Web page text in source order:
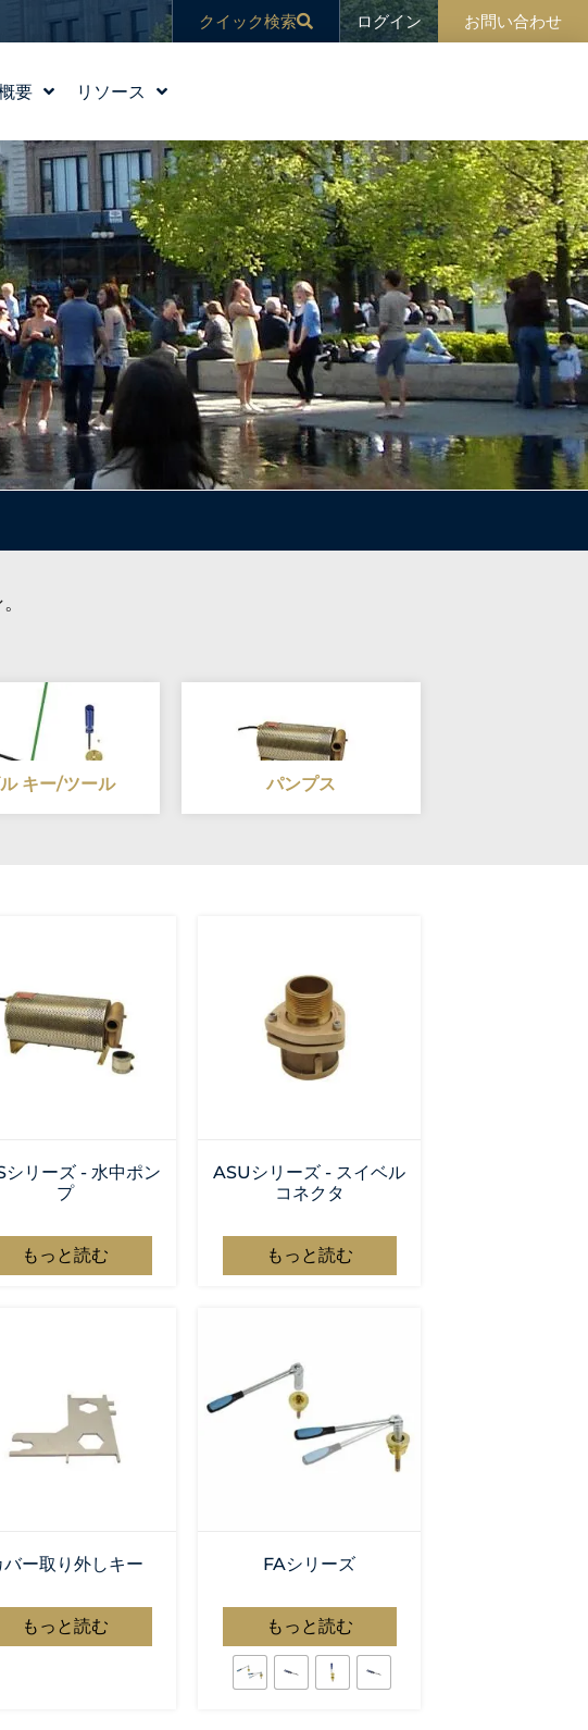
クイック検索 ログイン お問い合わせ
要
ーリー
ちの価値観
ム紹介
報
リソース
教育
ブログ
ニュース
キー/ツール パンプス
シリーズ - 水中ポン
プ
もっと読む
ASUシリーズ - スイベル
コネクタ
もっと読む
バー取り外しキー
もっと読む
FAシリーズ
もっと読む